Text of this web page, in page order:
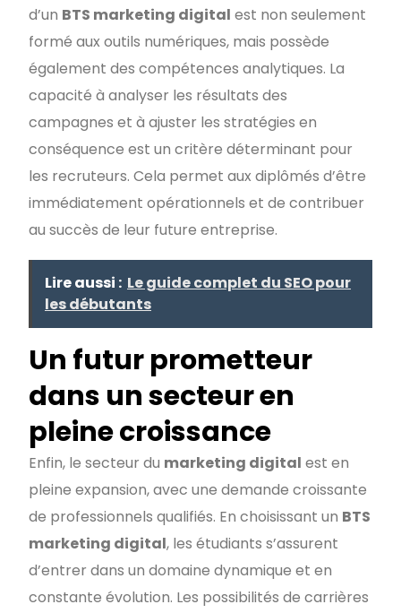
d’un BTS marketing digital est non seulement
formé aux outils numériques, mais possède
également des compétences analytiques. La
capacité à analyser les résultats des
campagnes et à ajuster les stratégies en
conséquence est un critère déterminant pour
les recruteurs. Cela permet aux diplômés d’être
immédiatement opérationnels et de contribuer
au succès de leur future entreprise.
Lire aussi : Le guide complet du SEO pour
les débutants
Un futur prometteur
dans un secteur en
pleine croissance
Enfin, le secteur du marketing digital est en
pleine expansion, avec une demande croissante
de professionnels qualifiés. En choisissant un BTS
marketing digital, les étudiants s’assurent
d’entrer dans un domaine dynamique et en
constante évolution. Les possibilités de carrières